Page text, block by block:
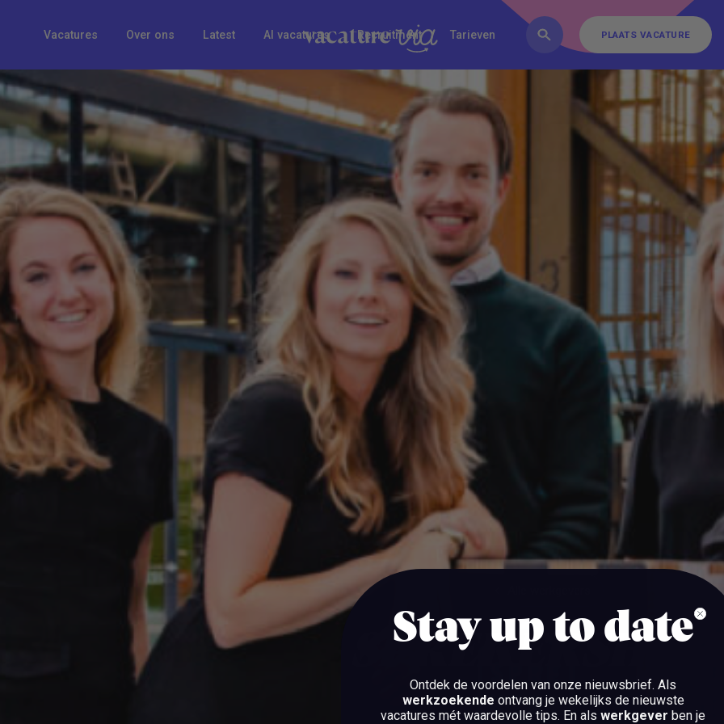
FAQ Inschrijven Contact
Vacatures Over ons Latest AI vacatures Recruitment Tarieven PLAATS VACATURE
PLAATS VACATURE
Alle werkgevers
UTRECHT
Stay up to date
Ontdek de voordelen van onze nieuwsbrief. Als
werkzoekende ontvang je wekelijks de nieuwste
vacatures mét waardevolle tips. En als werkgever ben je